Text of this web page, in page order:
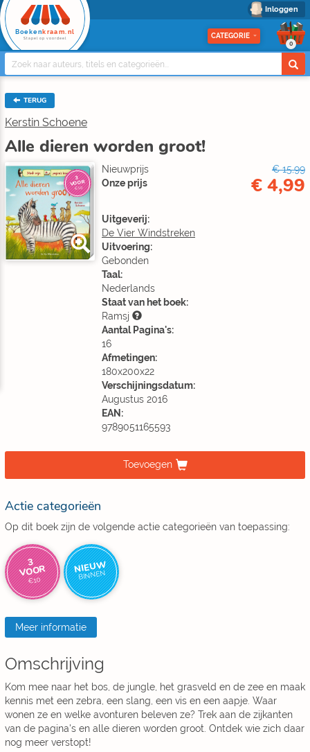
Inloggen
Boeken kraam.nl
Stapel op voordeel CATEGORIE
0
TERUG
Kerstin Schoene
Alle dieren worden groot!
3
VOOR
€10
Nieuwprijs
€ 15,99
Onze prijs
€ 4,99
Uitgeverij:
De Vier Windstreken
Uitvoering:
Gebonden
Taal:
Nederlands
Staat van het boek:
Ramsj
Aantal Pagina's:
16
Afmetingen:
180x200x22
Verschijningsdatum:
Augustus 2016
EAN:
9789051165593
Toevoegen
Actie categorieën
Op dit boek zijn de volgende actie categorieën van toepassing:
3
VOOR
€10
NIEUW
BINNEN
Meer informatie
Omschrijving
Kom mee naar het bos, de jungle, het grasveld en de zee en maak
kennis met een zebra, een slang, een vis en een aapje. Waar
wonen ze en welke avonturen beleven ze? Trek aan de zijkanten
van de pagina's en alle dieren worden groot. Ontdek wie zich daar
nog meer verstopt!